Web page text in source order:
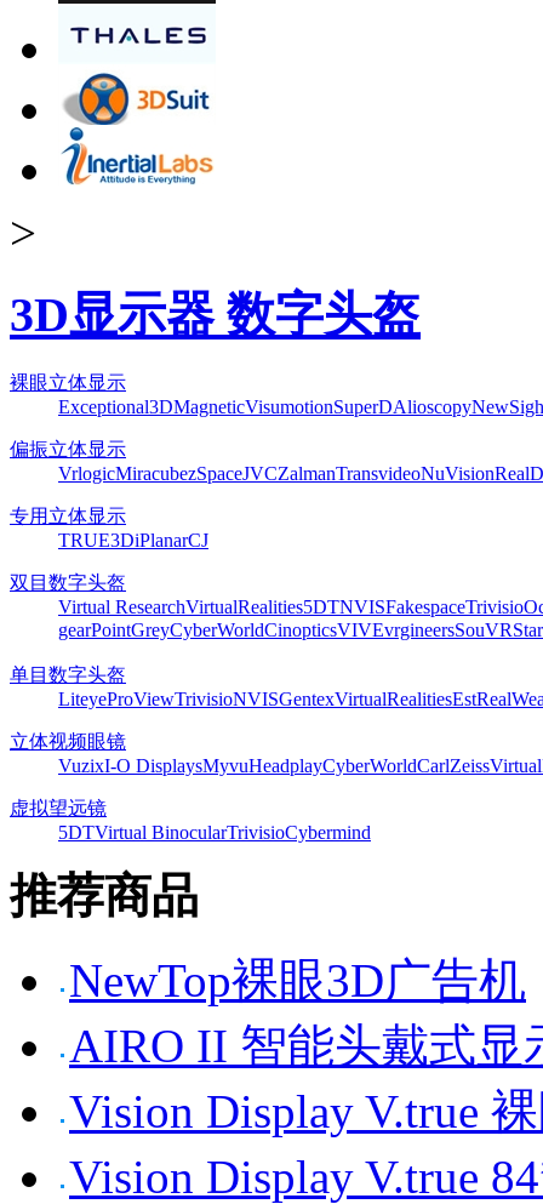
>
3D显示器 数字头盔
裸眼立体显示
Exceptional3DMagneticVisumotionSuperDAlioscopy
偏振立体显示
VrlogicMiracubezSpaceJVCZalmanTransvideoNuVisionRealD
专用立体显示
TRUE3DiPlanarCJ
双目数字头盔
Virtual ResearchVirtualRealities5DTNVISFakespaceTrivisio
gearPointGreyCyberWorldCinopticsVIVEvrgineersSouVR
单目数字头盔
LiteyeProViewTrivisioNVISGentexVirtualRealitiesEst
立体视频眼镜
VuzixI-O DisplaysMyvuHeadplayCyberWorldCarlZeiss
虚拟望远镜
5DTVirtual BinocularTrivisioCybermind
推荐商品
NewTop裸眼3D广告机
AIRO II 智能头戴式显
Vision Display V.true
Vision Display V.true